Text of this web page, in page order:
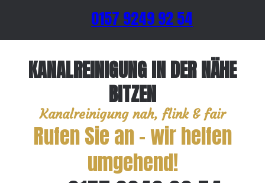
0157 9249 92 54
KANALREINIGUNG IN DER NÄHE
BITZEN
Kanalreinigung nah, flink & fair
Rufen Sie an – wir helfen
umgehend!